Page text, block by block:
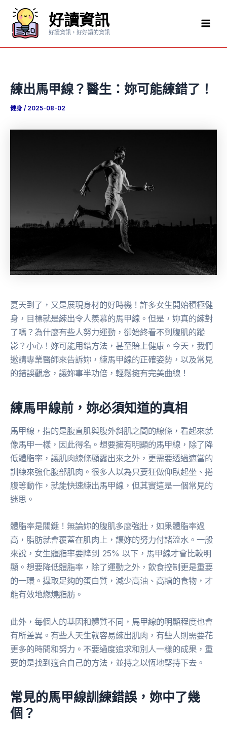
要
好讀資訊
好讀資訊，好好讀的資訊
練出馬甲線？醫生：妳可能練錯了！
健身 / 2025-08-02
夏天到了，又是展現身材的好時機！許多女生開始積極健
身，目標就是練出令人羨慕的馬甲線。但是，妳真的練對
了嗎？為什麼有些人努力運動，卻始終看不到腹肌的蹤
影？小心！妳可能用錯方法，甚至賠上健康。今天，我們
邀請專業醫師來告訴妳，練馬甲線的正確姿勢，以及常見
的錯誤觀念，讓妳事半功倍，輕鬆擁有完美曲線！
練馬甲線前，妳必須知道的真相
馬甲線，指的是腹直肌與腹外斜肌之間的線條，看起來就
像馬甲一樣，因此得名。想要擁有明顯的馬甲線，除了降
低體脂率，讓肌肉線條顯露出來之外，更需要透過適當的
訓練來強化腹部肌肉。很多人以為只要狂做仰臥起坐、捲
腹等動作，就能快速練出馬甲線，但其實這是一個常見的
迷思。
體脂率是關鍵！無論妳的腹肌多麼強壯，如果體脂率過
高，脂肪就會覆蓋在肌肉上，讓妳的努力付諸流水。一般
來說，女生體脂率要降到 25% 以下，馬甲線才會比較明
顯。想要降低體脂率，除了運動之外，飲食控制更是重要
的一環。攝取足夠的蛋白質，減少高油、高糖的食物，才
能有效地燃燒脂肪。
此外，每個人的基因和體質不同，馬甲線的明顯程度也會
有所差異。有些人天生就容易練出肌肉，有些人則需要花
更多的時間和努力。不要過度追求和別人一樣的成果，重
要的是找到適合自己的方法，並持之以恆地堅持下去。
常見的馬甲線訓練錯誤，妳中了幾
個？